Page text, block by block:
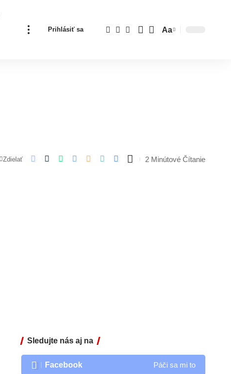
Prihlásiť sa Aa
Zdielať 2 Minútové Čítanie
Sledujte nás aj na
Facebook Páči sa mi to